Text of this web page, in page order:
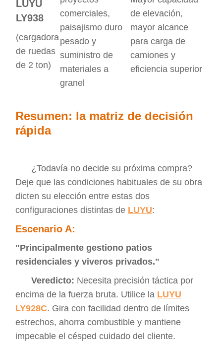
LUYU
LY938
(cargadora
de ruedas
de 2 ton)
comerciales,
paisajismo duro
pesado y
suministro de
materiales a
granel
de elevación,
mayor alcance
para carga de
camiones y
eficiencia superior
Resumen: la matriz de decisión
rápida
¿Todavía no decide su próxima compra?
Deje que las condiciones habituales de su obra
dicten su elección entre estas dos
configuraciones distintas de LUYU:
Escenario A:
"Principalmente gestiono patios
residenciales y viveros privados."
Veredicto: Necesita precisión táctica por
encima de la fuerza bruta. Utilice la LUYU
LY928C. Gira con facilidad dentro de límites
estrechos, ahorra combustible y mantiene
impecable el césped cuidado del cliente.